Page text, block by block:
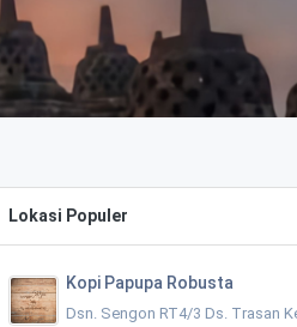
Lokasi Populer
Kopi Papupa Robusta
Dsn. Sengon RT4/3 Ds. Trasan